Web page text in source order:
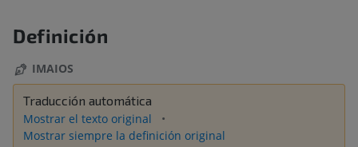
Definición
IMAIOS
Traducción automática
Mostrar el texto original
Mostrar siempre la definición original